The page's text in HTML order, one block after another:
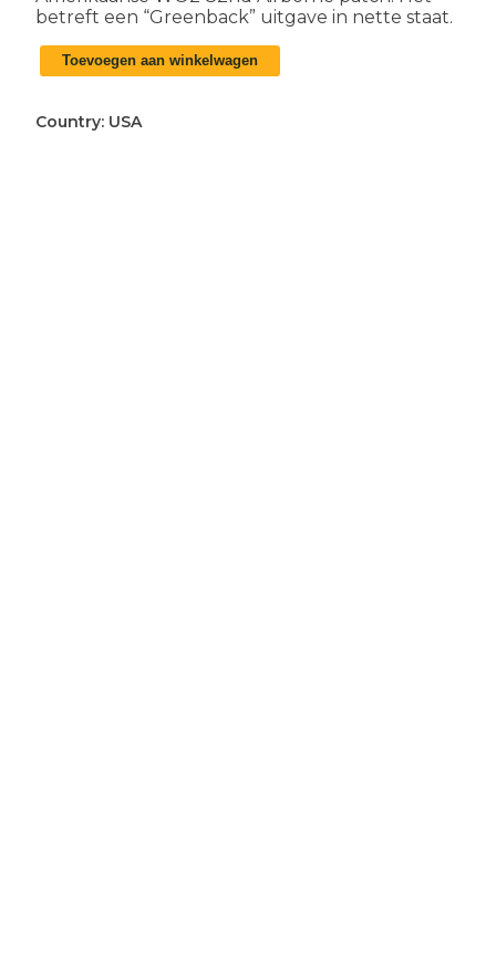
betreft een “Greenback” uitgave in nette staat.
Amerikaanse
WO2
Airborne
Toevoegen aan winkelwagen
Country: USA